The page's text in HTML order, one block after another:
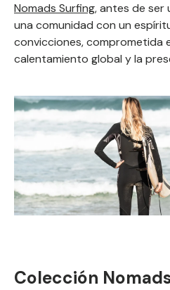
Nomads Surfing, antes de ser
una comunidad con un
convicciones, comprometida
calentamiento global y la
Colección